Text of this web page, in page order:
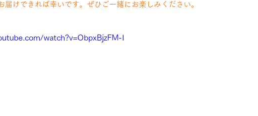
届けできれば幸いです。ぜひご一緒にお楽しみください。
watch?v=ObpxBjzFM-I